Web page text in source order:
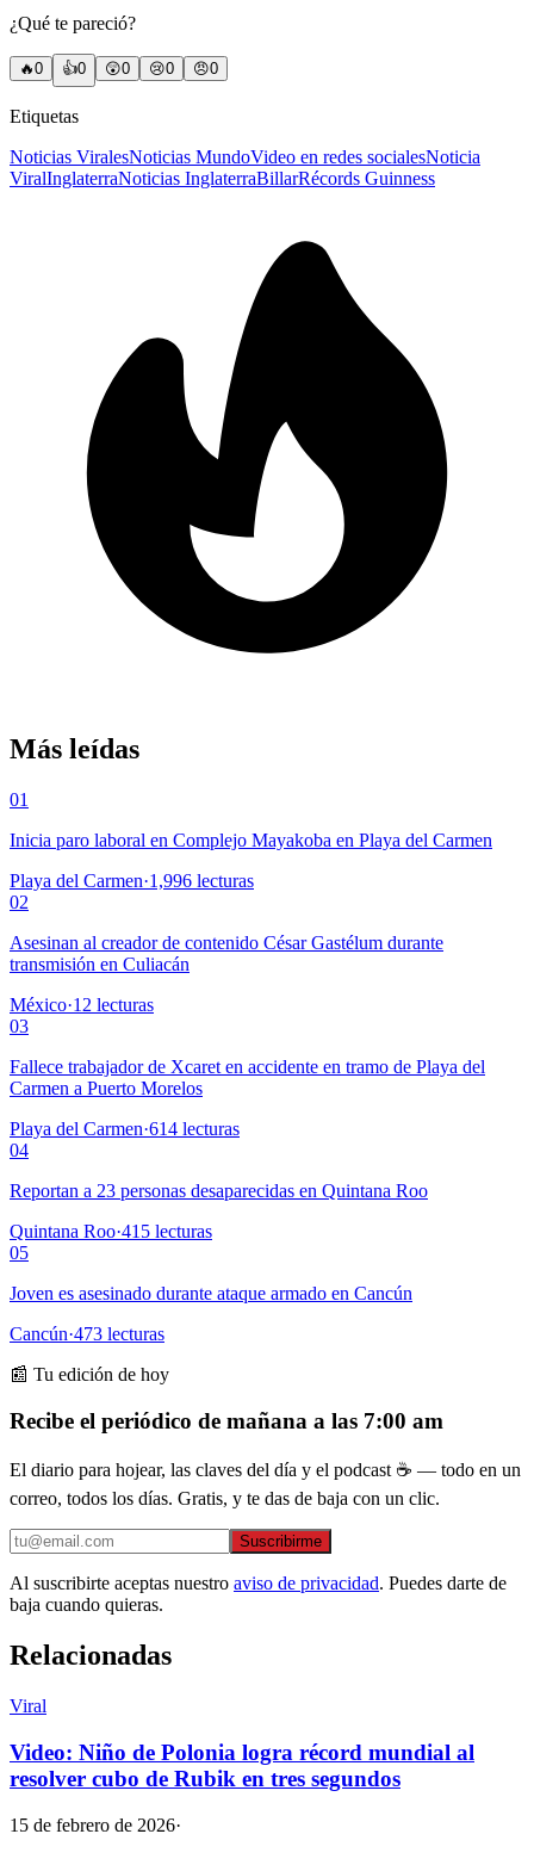
¿Qué te pareció?
🔥0 👍0 😲0 😢0 😠0
Etiquetas
Noticias ViralesNoticias MundoVideo en redes socialesNoticia
ViralInglaterraNoticias InglaterraBillarRécords Guinness
Más leídas
01
Inicia paro laboral en Complejo Mayakoba en Playa del Carmen
Playa del Carmen·1,996 lecturas
02
Asesinan al creador de contenido César Gastélum durante
transmisión en Culiacán
México·12 lecturas
03
Fallece trabajador de Xcaret en accidente en tramo de Playa del
Carmen a Puerto Morelos
Playa del Carmen·614 lecturas
04
Reportan a 23 personas desaparecidas en Quintana Roo
Quintana Roo·415 lecturas
05
Joven es asesinado durante ataque armado en Cancún
Cancún·473 lecturas
📰 Tu edición de hoy
Recibe el periódico de mañana a las 7:00 am
El diario para hojear, las claves del día y el podcast ☕ — todo en un
correo, todos los días. Gratis, y te das de baja con un clic.
Suscribirme
Al suscribirte aceptas nuestro aviso de privacidad. Puedes darte de
baja cuando quieras.
Relacionadas
Viral
Video: Niño de Polonia logra récord mundial al
resolver cubo de Rubik en tres segundos
15 de febrero de 2026·